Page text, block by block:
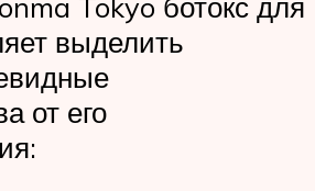
выделить
от его